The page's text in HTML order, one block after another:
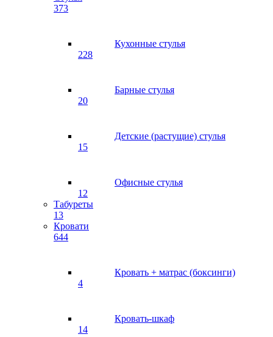
373
Кухонные стулья
228
Барные стулья
20
Детские (растущие) стулья
15
Офисные стулья
12
Табуреты
13
Кровати
644
Кровать + матрас (боксинги)
4
Кровать-шкаф
14